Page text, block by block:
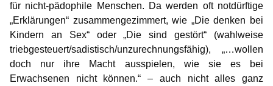
Klase
Takeru
für nicht-pädophile Menschen. Da werden oft notdürftige
„Erklärungen“ zusammengezimmert, wie „Die denken bei
Kindern an Sex“ oder „Die sind gestört“ (wahlweise
triebgesteuert/sadistisch/unzurechnungsfähig), „…wollen
doch nur ihre Macht ausspielen, wie sie es bei
Erwachsenen nicht können.“ ‒ auch nicht alles ganz
Was motiviert euch?
Wie ich zum ersten Mal ein Kind auf dem Arm hielt